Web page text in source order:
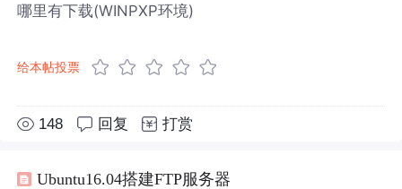
哪里有下载(WINPXP环境)
给本帖投票
148 回复 打赏
Ubuntu16.04搭建FTP服务器